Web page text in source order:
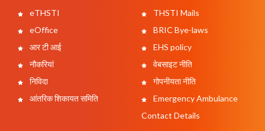
eTHSTI
eOffice
आर टी आई
नौकरियां
निविदा
आंतरिक शिकायत समिति
THSTI Mails
BRIC Bye-laws
EHS policy
वेबसाइट नीति
गोपनीयता नीति
Emergency Ambulance
Contact Details